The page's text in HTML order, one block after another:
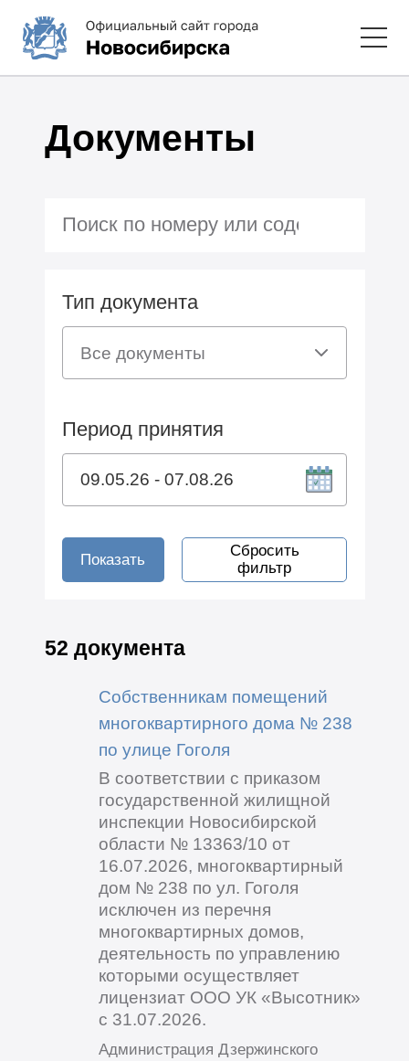
Документы
Тип документа
Период принятия
Показать
Сбросить
фильтр
52 документа
Собственникам помещений
многоквартирного дома № 238
по улице Гоголя
В соответствии с приказом
государственной жилищной
инспекции Новосибирской
области № 13363/10 от
16.07.2026, многоквартирный
дом № 238 по ул. Гоголя
исключен из перечня
многоквартирных домов,
деятельность по управлению
которыми осуществляет
лицензиат ООО УК «Высотник»
с 31.07.2026.
Администрация Дзержинского